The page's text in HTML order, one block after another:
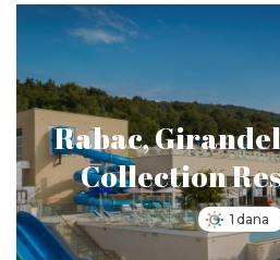
Rabac,
Collection
1 dana